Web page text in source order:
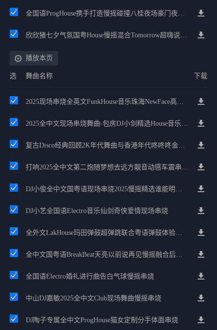
全国语ProgHouse携手打造慢摇碰撞八桂夜场豪门夜宴气氛小串
欣欣猪七夕气氛国粤House慢摇混合Tomorrow超嗨说唱英文House气氛
播放本页
选 舞曲名称 下载
2025现场串烧全英文FunkHouse音乐珠海NewFace高能嗨碟
2025全中文现场串烧舞曲-包房DJ小剑精选House音乐串烧，嗨翻全场
复古Disco经典回顾2K年代舞曲与香港年代咚咚咚金曲串烧
打响2025全中文第二炮随梦想去远方靓音动感车震串烧2025
DJ小俊全中文国粤语现场串烧2025慢摇精选谁能明白我现场版
DJ小艺全国语Electro音乐仙剑奇侠爱情现场串烧
全外文LakHouse玛田弹鼓超弹跳联合粤语弹鼓体验经典Prog慢摇车载
全中文国粤语BreakBeat天亮以前说再见慢摇融合后来要体面全中文BreakBeat串烧
全国语Electro婚礼进行曲告白气球慢摇串烧
中山DJ嘉敏2025全中文Club现场舞曲慢摇串烧
DJ陶子专属全中文ProgHouse猫女定制分手体面串烧